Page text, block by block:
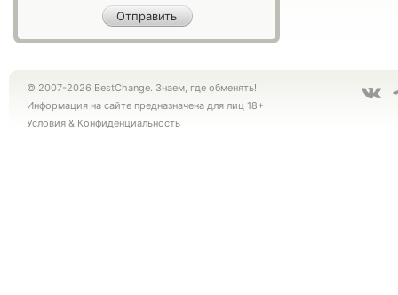
© 2007-2026 BestChange. Знаем, где обменять!
Информация на сайте предназначена для лиц 18+
Условия & Конфиденциальность